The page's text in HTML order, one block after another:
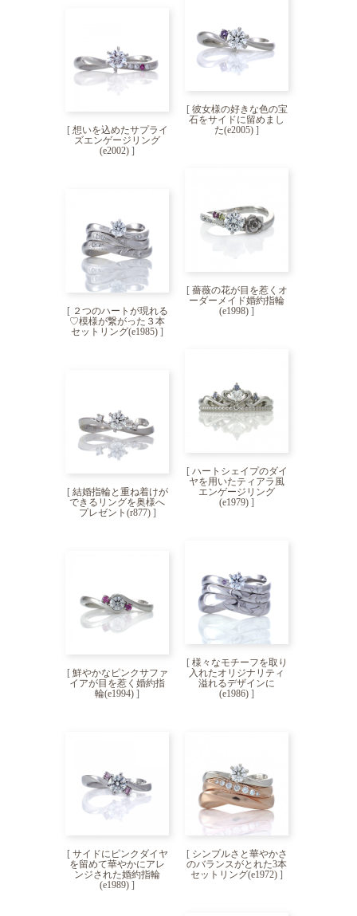
[ 彼女様の好きな色の宝
石をサイドに留めまし
た(e2005) ]
[ 想いを込めたサプライ
ズエンゲージリング
(e2002) ]
[ 薔薇の花が目を惹くオ
ーダーメイド婚約指輪
(e1998) ]
[ ２つのハートが現れる
♡模様が繋がった３本
セットリング(e1985) ]
[ ハートシェイプのダイ
ヤを用いたティアラ風
エンゲージリング
(e1979) ]
[ 結婚指輪と重ね着けが
できるリングを奥様へ
プレゼント(r877)]
[ 様々なモチーフを取り
入れたオリジナリティ
溢れるデザインに
(e1986) ]
[ 鮮やかなピンクサファ
イアが目を惹く婚約指
輪(e1994) ]
[ サイドにピンクダイヤ
を留めて華やかにアレ
ンジされた婚約指輪
(e1989) ]
[ シンプルさと華やかさ
のバランスがとれた3本
セットリング(e1972) ]